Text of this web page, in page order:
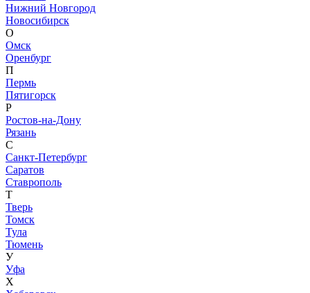
Нижний Новгород
Новосибирск
О
Омск
Оренбург
П
Пермь
Пятигорск
Р
Ростов-на-Дону
Рязань
С
Санкт-Петербург
Саратов
Ставрополь
Т
Тверь
Томск
Тула
Тюмень
У
Уфа
Х